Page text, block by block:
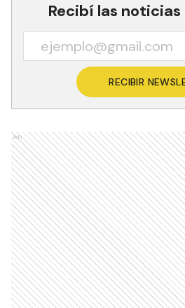
Recibí las
RECIBIR
Ads